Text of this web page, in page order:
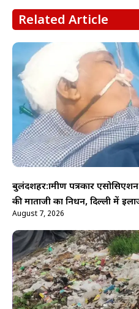
Related Article
बुलंदशहर:ग्रामीण पत्रकार
की माताजी का निधन, दिल्ली में
August 7, 2026